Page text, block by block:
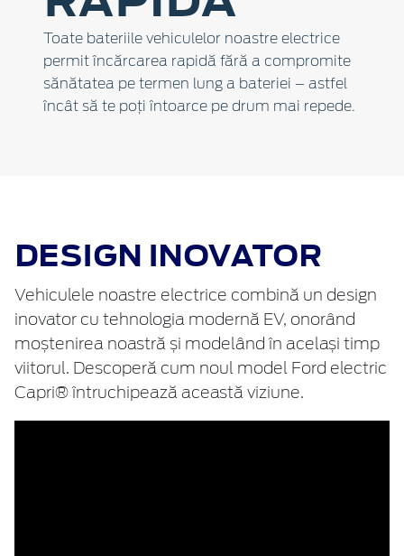
Toate bateriile vehiculelor noastre electrice
permit încărcarea rapidă fără a compromite
sănătatea pe termen lung a bateriei – astfel
încât să te poți întoarce pe drum mai repede.
DESIGN INOVATOR
Vehiculele noastre electrice combină un design
inovator cu tehnologia modernă EV, onorând
moștenirea noastră și modelând în același timp
viitorul. Descoperă cum noul model Ford electric
Capri® întruchipează această viziune.